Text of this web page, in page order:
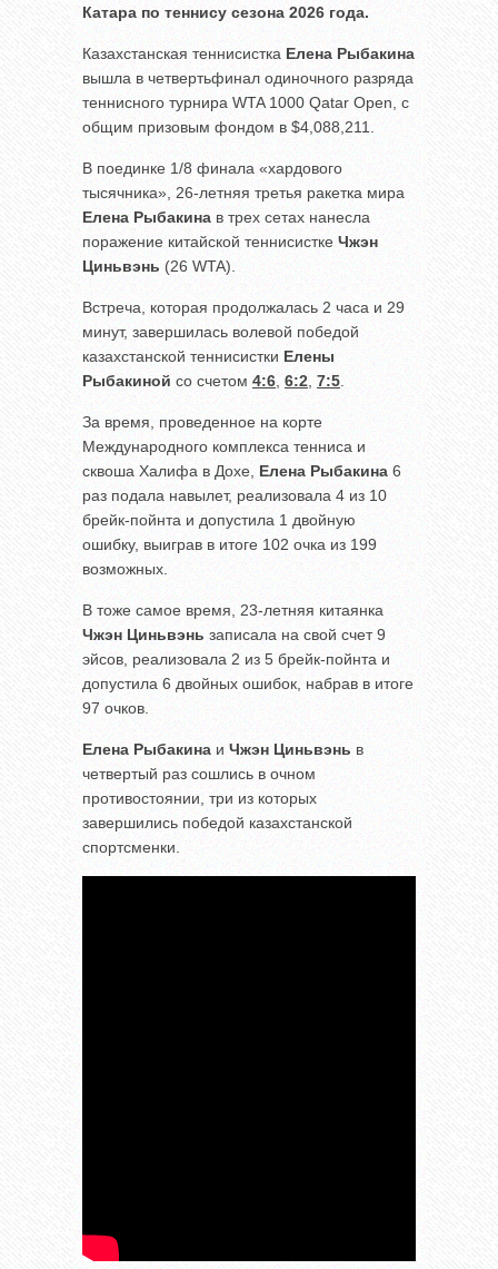
Катара по теннису сезона 2026 года.
Казахстанская теннисистка Елена Рыбакина
вышла в четвертьфинал одиночного разряда
теннисного турнира WTA 1000 Qatar Open, с
общим призовым фондом в $4,088,211.
В поединке 1/8 финала «хардового
тысячника», 26-летняя третья ракетка мира
Елена Рыбакина в трех сетах нанесла
поражение китайской теннисистке Чжэн
Циньвэнь (26 WTA).
Встреча, которая продолжалась 2 часа и 29
минут, завершилась волевой победой
казахстанской теннисистки Елены
Рыбакиной со счетом 4:6 6:2 7:5
За время, проведенное на корте
Международного комплекса тенниса и
сквоша Халифа в Дохе, Елена Рыбакина 6
раз подала навылет, реализовала 4 из 10
брейк-пойнта и допустила 1 двойную
ошибку, выиграв в итоге 102 очка из 199
возможных.
В тоже самое время, 23-летняя китаянка
Чжэн Циньвэнь записала на свой счет 9
эйсов, реализовала 2 из 5 брейк-пойнта и
допустила 6 двойных ошибок, набрав в итоге
97 очков.
Елена Рыбакина и Чжэн Циньвэнь в
четвертый раз сошлись в очном
противостоянии, три из которых
завершились победой казахстанской
спортсменки.